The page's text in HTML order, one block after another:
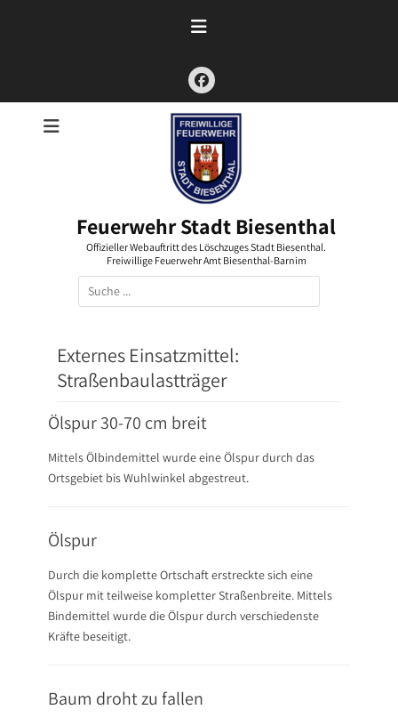
Facebook
Feuerwehr Stadt Biesenthal
Offizieller Webauftritt des Löschzuges Stadt Biesenthal.
Freiwillige Feuerwehr Amt Biesenthal-Barnim
Suchen
nach:
Externes Einsatzmittel:
Straßenbaulastträger
Ölspur 30-70 cm breit
Mittels Ölbindemittel wurde eine Ölspur durch das
Ortsgebiet bis Wuhlwinkel abgestreut.
Ölspur
Durch die komplette Ortschaft erstreckte sich eine
Ölspur mit teilweise kompletter Straßenbreite. Mittels
Bindemittel wurde die Ölspur durch verschiedenste
Kräfte beseitigt.
Baum droht zu fallen